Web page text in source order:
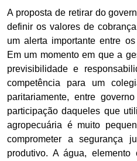
A proposta de retirar do
definir os valores de
um alerta importante entre
Em um momento em que a
previsibilidade e
competência para um
paritariamente, entre
participação daqueles que
agropecuária é muito
comprometer a segurança
produtivo. A água,